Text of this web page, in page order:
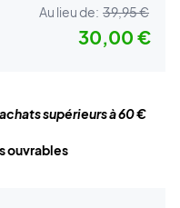
Au lieu de: 39,95 €
30,00 €
supérieurs à 60 €
ouvrables